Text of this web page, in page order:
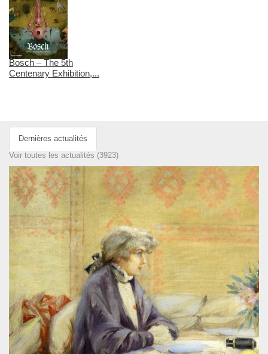
Bosch – The 5th
Centenary Exhibition,...
Dernières actualités
Voir toutes les actualités (3923)